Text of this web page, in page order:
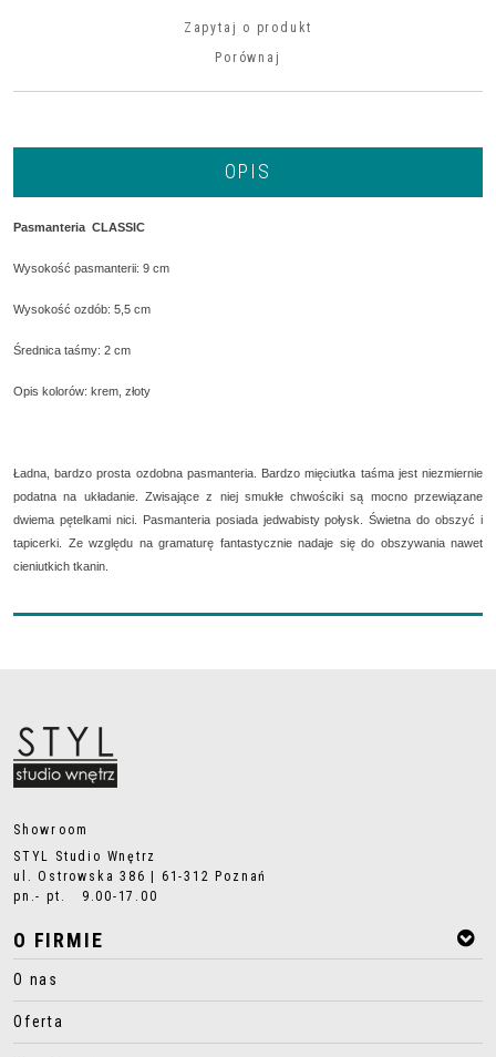
Zapytaj o produkt
Porównaj
OPIS
Pasmanteria CLASSIC
Wysokość pasmanterii: 9 cm
Wysokość ozdób: 5,5 cm
Średnica taśmy: 2 cm
Opis kolorów: krem, złoty
Ładna, bardzo prosta ozdobna pasmanteria. Bardzo mięciutka taśma jest niezmiernie
podatna na układanie. Zwisające z niej smukłe chwościki są mocno przewiązane
dwiema pętelkami nici. Pasmanteria posiada jedwabisty połysk. Świetna do obszyć i
tapicerki. Ze względu na gramaturę fantastycznie nadaje się do obszywania nawet
cieniutkich tkanin.
Showroom
STYL Studio Wnętrz
ul. Ostrowska 386 | 61-312 Poznań
pn.- pt. 9.00-17.00
O FIRMIE
O nas
Oferta